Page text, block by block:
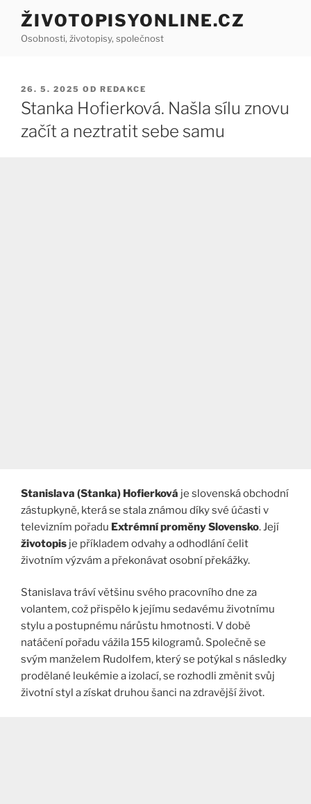
Přejít
obsahu
ŽIVOTOPISYONLINE.CZ
Osobnosti, životopisy, společnost
PUBLIKOVÁNO
26. 5. 2025 OD REDAKCE
Stanka Hofierková. Našla sílu znovu
začít a neztratit sebe samu
Stanislava (Stanka) Hofierková je slovenská obchodní
zástupkyně, která se stala známou díky své účasti v
televizním pořadu Extrémní proměny Slovensko. Její
životopis je příkladem odvahy a odhodlání čelit
životním výzvám a překonávat osobní překážky.
Stanislava tráví většinu svého pracovního dne za
volantem, což přispělo k jejímu sedavému životnímu
stylu a postupnému nárůstu hmotnosti. V době
natáčení pořadu vážila 155 kilogramů. Společně se
svým manželem Rudolfem, který se potýkal s následky
prodělané leukémie a izolací, se rozhodli změnit svůj
životní styl a získat druhou šanci na zdravější život.